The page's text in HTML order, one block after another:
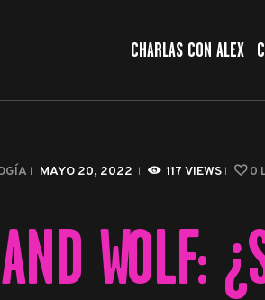
CHARLAS CON ALEX
MAYO 20, 2022 117 VIEWS 0
WOLF:
CINE Y SERIES
APPS & HERRAMIENTAS